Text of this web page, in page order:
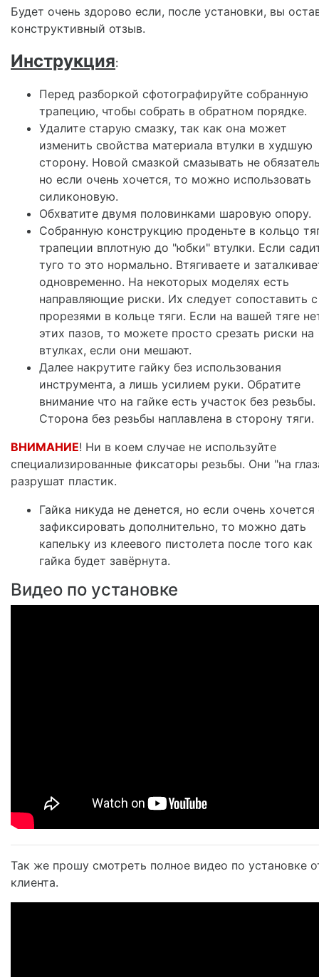
Будет очень здорово если, после установки, вы
конструктивный отзыв.
Инструкция:
Перед разборкой сфотографируйте собранную
трапецию, чтобы собрать в обратном порядке.
Удалите старую смазку, так как она может
изменить свойства материала втулки в худшую
сторону. Новой смазкой смазывать не
но если очень хочется, то можно использовать
силиконовую.
Обхватите двумя половинками шаровую опору.
Собранную конструкцию проденьте в кольцо
трапеции вплотную до "юбки" втулки. Если
туго то это нормально. Втягиваете и
одновременно. На некоторых моделях есть
направляющие риски. Их следует сопоставить с
прорезями в кольце тяги. Если на вашей тяге
этих пазов, то можете просто срезать риски на
втулках, если они мешают.
Далее накрутите гайку без использования
инструмента, а лишь усилием руки. Обратите
внимание что на гайке есть участок без резьбы.
Сторона без резьбы наплавлена в сторону тяги.
ВНИМАНИЕ! Ни в коем случае не используйте
специализированные фиксаторы резьбы. Они "на
разрушат пластик.
Гайка никуда не денется, но если очень хочется
зафиксировать дополнительно, то можно дать
капельку из клеевого пистолета после того как
гайка будет завёрнута.
Видео по установке
Так же прошу смотреть полное видео по установке
клиента.